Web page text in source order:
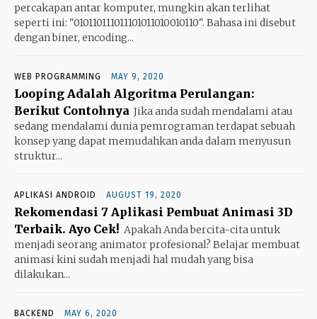
percakapan antar komputer, mungkin akan terlihat
seperti ini: "010110111011101011010010110". Bahasa ini disebut
dengan biner, encoding...
WEB PROGRAMMING MAY 9, 2020
Looping Adalah Algoritma Perulangan:
Berikut Contohnya Jika anda sudah mendalami atau
sedang mendalami dunia pemrograman terdapat sebuah
konsep yang dapat memudahkan anda dalam menyusun
struktur...
APLIKASI ANDROID AUGUST 19, 2020
Rekomendasi 7 Aplikasi Pembuat Animasi 3D
Terbaik. Ayo Cek! Apakah Anda bercita-cita untuk
menjadi seorang animator profesional? Belajar membuat
animasi kini sudah menjadi hal mudah yang bisa
dilakukan...
BACKEND MAY 6, 2020